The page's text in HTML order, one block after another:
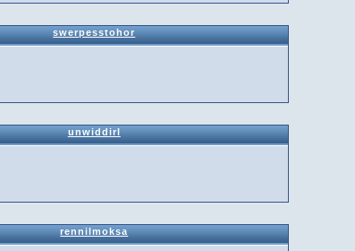
swerpesstohor
unwiddirl
rennilmoksa